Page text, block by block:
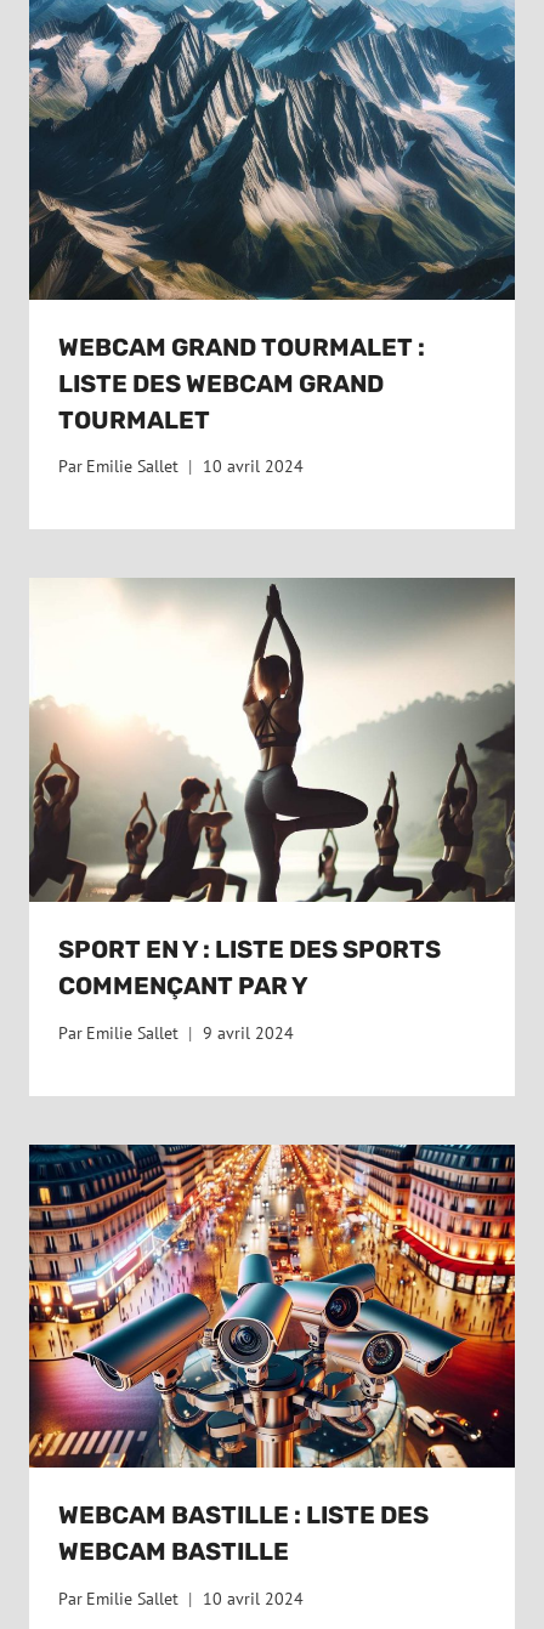
WEBCAM GRAND TOURMALET :
LISTE DES WEBCAM GRAND
TOURMALET
Par Emilie Sallet 10 avril 2024
SPORT EN Y : LISTE DES SPORTS
COMMENÇANT PAR Y
Par Emilie Sallet 9 avril 2024
WEBCAM BASTILLE : LISTE DES
WEBCAM BASTILLE
Par Emilie Sallet 10 avril 2024